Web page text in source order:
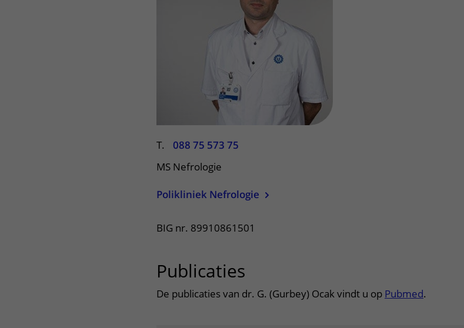
Wijzigen patiëntgegevens
T.
088 75 573 75
MS Nefrologie
Polikliniek Nefrologie
BIG nr. 89910861501
Publicaties
De publicaties van dr. G. (Gurbey) Ocak vindt u op Pubmed.